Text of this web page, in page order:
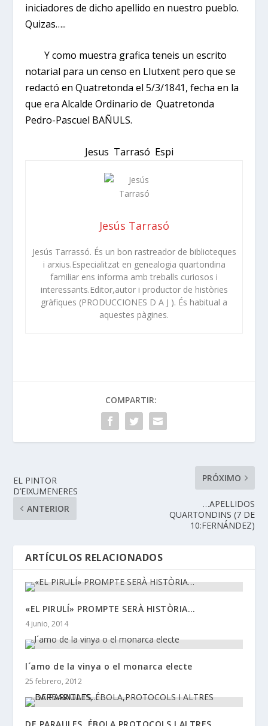
iniciadores de dicho apellido en nuestro pueblo.
Quizas…..
Y como muestra grafica teneis un escrito
notarial para un censo en Llutxent pero que se
redactó en Quatretonda el 5/3/1841, fecha en la
que era Alcalde Ordinario de Quatretonda
Pedro-Pascuel BAÑULS.
Jesus Tarrasó Espi
Jesús Tarrasó
Jesús Tarrassó. És un bon rastreador de biblioteques
i arxius.Especialitzat en genealogia quartondina
familiar ens informa amb treballs curiosos i
interessants.Editor,autor i productor de històries
gràfiques (PRODUCCIONES D A J ). És habitual a
aquestes pàgines.
COMPARTIR:
EL PINTOR
D’EIXUMENERES
ANTERIOR
PRÓXIMO
…APELLIDOS
QUARTONDINS (7 DE
10:FERNÁNDEZ)
ARTÍCULOS RELACIONADOS
«EL PIRULÍ» PROMPTE SERÀ HISTÒRIA…
4 junio, 2014
l´amo de la vinya o el monarca electe
25 febrero, 2012